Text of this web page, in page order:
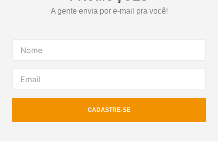
A gente envia por e-mail pra você!
CADASTRE-SE